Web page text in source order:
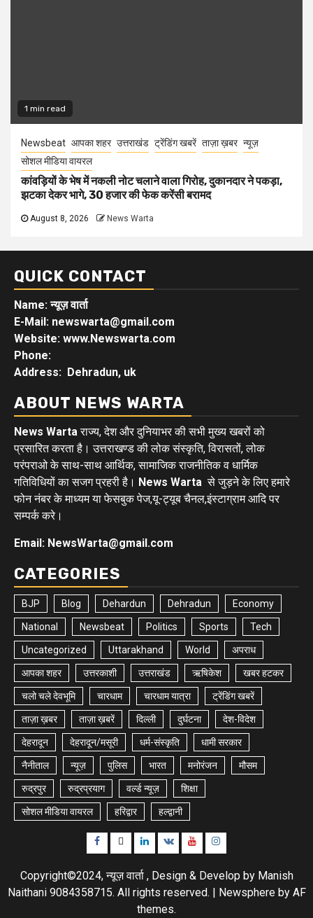
1 min read
Newsbeat आपका शहर उत्तराखंड ट्रेंडिंग खबरें ताज़ा ख़बर न्यूज़
सोशल मीडिया वायरल
कांवड़ियों के भेष में नकली नोट चलाने वाला गिरोह, दुकानदार ने पकड़ा,
झटका देकर भागे, 30 हजार की फेक करेंसी बरामद
August 8, 2026 News Warta
QUICK CONTACT
Name: न्यूज़ वार्ता
E-Mail: newswarta@gmail.com
Website: www.Newswarta.com
Phone:
Address: Dehradun, uk
ABOUT NEWS WARTA
News Wartaराज्य, देश और दुनियाभर की सभी मुख्य खबरों को
प्रसारित करता है। उत्तराखण्ड की लोक संस्कृति, विरासतों, लोक
परंपराओ के साथ-साथ आर्थिक, सामाजिक राजनीतिक व धार्मिक
गतिविधियों का सजग प्रहरी है। News Warta से जुड़ने के लिए हमारे
फोन नंबर के माध्यम या फेसबुक पेज,यू-ट्यूब चैनल,इंस्टाग्राम आदि पर
सम्पर्क करे।
Email: NewsWarta@gmail.com
CATEGORIES
BJP Blog Dehardun Dehradun Economy
National Newsbeat Politics Sports Tech
Uncategorized Uttarakhand World अपराध
आपका शहर उत्तरकाशी उत्तराखंड ऋषिकेश खबर हटकर
चलो चले देवभूमि चारधाम चारधाम यात्रा ट्रेंडिंग खबरें
ताज़ा ख़बर ताज़ा ख़बरें दिल्ली दुर्घटना देश-विदेश
देहरादून देहरादून/मसूरी धर्म-संस्कृति धामी सरकार
नैनीताल न्यूज़ पुलिस भारत मनोरंजन मौसम
रुद्रपुर रुद्रप्रयाग वर्ल्ड न्यूज़ शिक्षा
सोशल मीडिया वायरल हरिद्वार हल्द्वानी
Facebook
TwitterLinkedin
VK YoutubeInstagram
Copyright©2024, न्यूज़ वार्ता , Design & Develop by Manish
Naithani 9084358715. All rights reserved. | Newsphereby AF
themes.